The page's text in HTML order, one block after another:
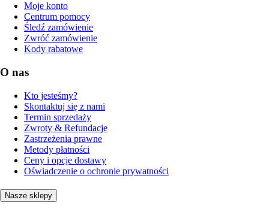
Moje konto
Centrum pomocy
Śledź zamówienie
Zwróć zamówienie
Kody rabatowe
O nas
Kto jesteśmy?
Skontaktuj się z nami
Termin sprzedaży
Zwroty & Refundacje
Zastrzeżenia prawne
Metody płatności
Ceny i opcje dostawy
Oświadczenie o ochronie prywatności
Nasze sklepy